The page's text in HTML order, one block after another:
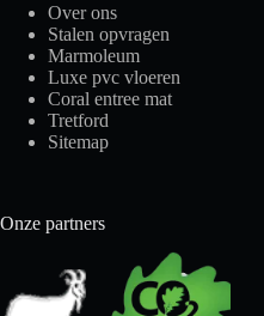
Over ons
Stalen opvragen
Marmoleum
Luxe pvc vloeren
Coral entree mat
Tretford
Sitemap
Onze partners